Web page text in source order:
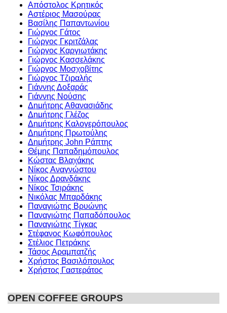
Απόστολος Κρητικός
Αστέριος Μασούρας
Βασίλης Παπαντωνίου
Γιώργος Γάτος
Γιώργος Γκριτζάλας
Γιώργος Καργιωτάκης
Γιώργος Κασσελάκης
Γιώργος Μοσχοβίτης
Γιώργος Τζιραλής
Γιάννης Δοξαράς
Γιάννης Νούσης
Δημήτρης Αθανασιάδης
Δημήτρης Γλέζος
Δημήτρης Καλογερόπουλος
Δημήτρης Πρωτούλης
Δημήτρης John Ράπτης
Θέμης Παπαδημόπουλος
Κώστας Βλαχάκης
Νίκος Αναγνώστου
Νίκος Δρανδάκης
Νίκος Τσιράκης
Νικόλας Μπαρδάκης
Παναγιώτης Βρυώνης
Παναγιώτης Παπαδόπουλος
Παναγιώτης Τίγκας
Στέφανος Κωφόπουλος
Στέλιος Πετράκης
Τάσος Αραμπατζής
Χρήστος Βασιλόπουλος
Χρήστος Γαστεράτος
OPEN COFFEE GROUPS